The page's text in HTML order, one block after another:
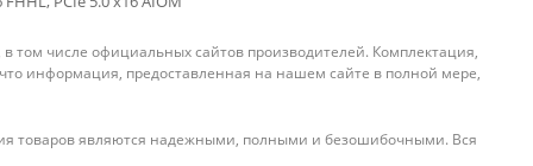
том числе официальных сайтов производителей. Комплектация,
информация, предоставленная на нашем сайте в полной мере,
товаров являются надежными, полными и безошибочными. Вся